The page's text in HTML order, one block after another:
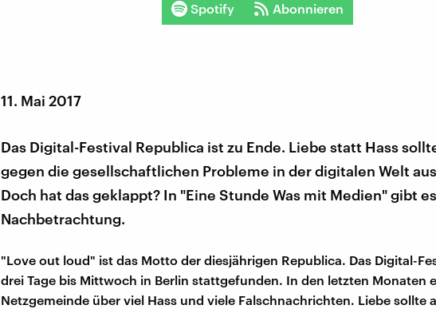
Spotify Abonnieren
11. Mai 2017
Das Digital-Festival Republica ist zu Ende. Liebe statt Hass
gegen die gesellschaftlichen Probleme in der digitalen Welt
Doch hat das geklappt? In "Eine Stunde Was mit Medien" gibt
Nachbetrachtung.
"Love out loud" ist das Motto der diesjährigen Republica. Das Digital-
drei Tage bis Mittwoch in Berlin stattgefunden. In den letzten Monaten
Netzgemeinde über viel Hass und viele Falschnachrichten. Liebe sollte